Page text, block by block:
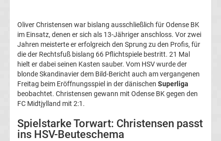
1.
FSV
Mainz
05
Transfergerüchte
Oliver Christensen war bislang ausschließlich für Odense BK
im Einsatz, denen er sich als 13-Jähriger anschloss. Vor zwei
Jahren meisterte er erfolgreich den Sprung zu den Profis, für
die der Rechtsfuß bislang 66 Pflichtspiele bestritt. 21 Mal
hielt er dabei seinen Kasten sauber. Vom HSV wurde der
blonde Skandinavier dem Bild-Bericht auch am vergangenen
Freitag beim Eröffnungsspiel in der dänischen Superliga
beobachtet. Christensen gewann mit Odense BK gegen den
FC Midtjylland mit 2:1.
Spielstarke Torwart: Christensen passt
ins HSV-Beuteschema